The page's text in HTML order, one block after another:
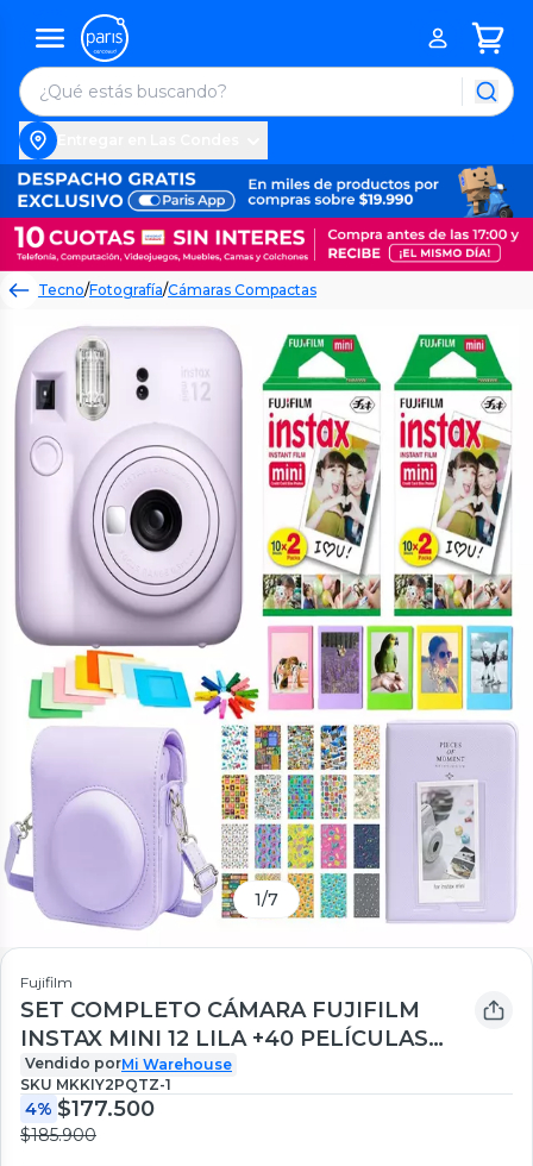
Tecno/Fotografía/Cámaras Compactas
1/7
Fujifilm
SET COMPLETO CÁMARA FUJIFILM
INSTAX MINI 12 LILA +40 PELÍCULAS
+ACCESORIOS
Vendido porMi Warehouse
SKU MKKIY2PQTZ-1
4% $177.500
$185.900